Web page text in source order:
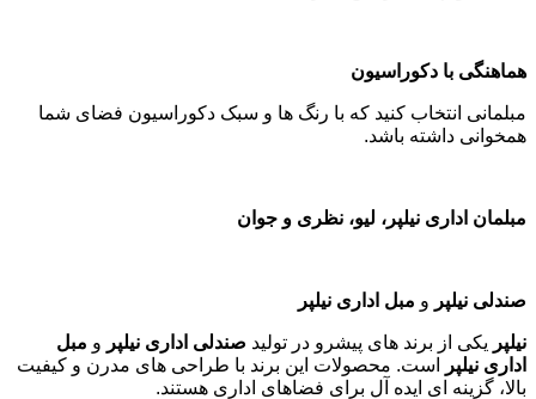
هماهنگی با دکوراسیون
مبلمانی انتخاب کنید که با رنگ ها و سبک دکوراسیون فضای شما
همخوانی داشته باشد.
مبلمان اداری نیلپر، لیو، نظری و جوان
صندلی نیلپر و مبل اداری نیلپر
نیلپر یکی از برند های پیشرو در تولید صندلی اداری نیلپر و مبل
اداری نیلپر
است. محصولات این برند با طراحی های مدرن و کیفیت
بالا، گزینه ای ایده آل برای فضاهای اداری هستند.